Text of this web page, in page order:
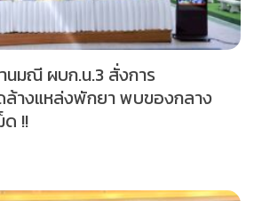
มณี ผบก.น.3 สั่งการ
ล้างแหล่งพักยา พบของกลาง
ด !!